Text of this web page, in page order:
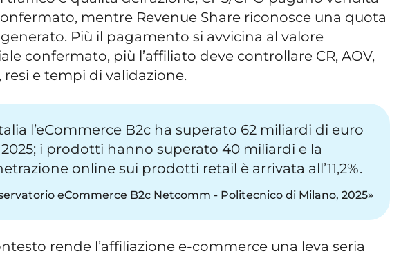
mentre Revenue Share riconosce una quota
Più il pagamento si avvicina al valore
confermato, più l’affiliato deve controllare CR, AOV,
e tempi di validazione.
l’eCommerce B2c ha superato 62 miliardi di euro
i prodotti hanno superato 40 miliardi e la
online sui prodotti retail è arrivata all’11,2%.
eCommerce B2c Netcomm - Politecnico di Milano, 2025
rende l’affiliazione e-commerce una leva seria